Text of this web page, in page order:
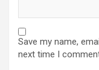
Save my name,
next time I